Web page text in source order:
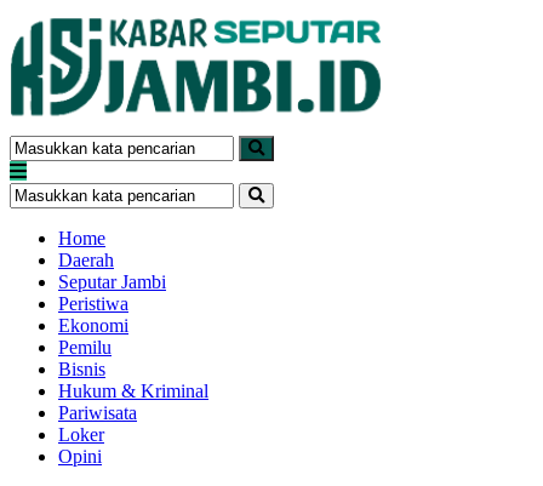
Home
Daerah
Seputar Jambi
Peristiwa
Ekonomi
Pemilu
Bisnis
Hukum & Kriminal
Pariwisata
Loker
Opini